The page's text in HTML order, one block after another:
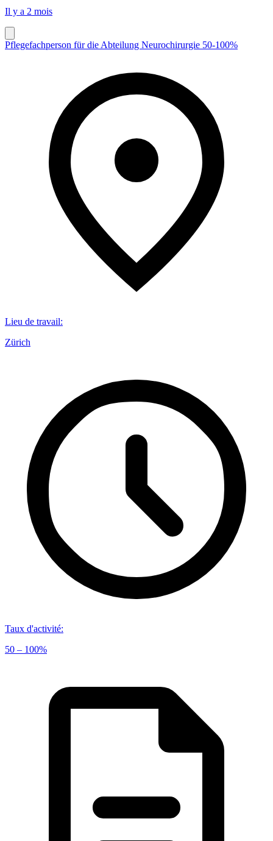
Il y a 2 mois
Pflegefachperson für die Abteilung Neurochirurgie 50-100%
Lieu de travail:
Zürich
Taux d'activité:
50 – 100%